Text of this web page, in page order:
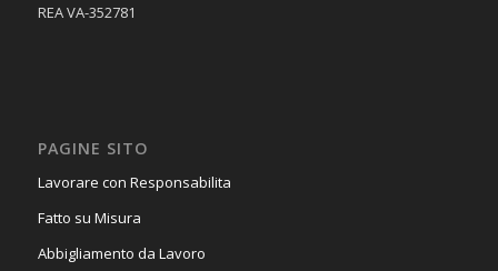
REA VA-352781
PAGINE SITO
Lavorare con Responsabilita
Fatto su Misura
Abbigliamento da Lavoro